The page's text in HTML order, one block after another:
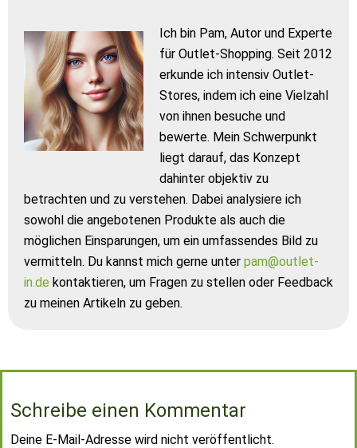
Ich bin Pam, Autor und Experte
für Outlet-Shopping. Seit 2012
erkunde ich intensiv Outlet-
Stores, indem ich eine Vielzahl
von ihnen besuche und
bewerte. Mein Schwerpunkt
liegt darauf, das Konzept
dahinter objektiv zu
betrachten und zu verstehen. Dabei analysiere ich
sowohl die angebotenen Produkte als auch die
möglichen Einsparungen, um ein umfassendes Bild zu
vermitteln. Du kannst mich gerne unter pam@outlet-
in.de kontaktieren, um Fragen zu stellen oder Feedback
zu meinen Artikeln zu geben.
Schreibe einen Kommentar
Deine E-Mail-Adresse wird nicht veröffentlicht.